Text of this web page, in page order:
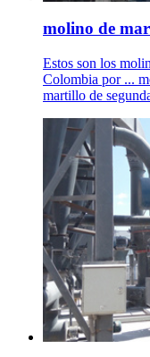
molino de
Estos son los
Colombia por ...
martillo de